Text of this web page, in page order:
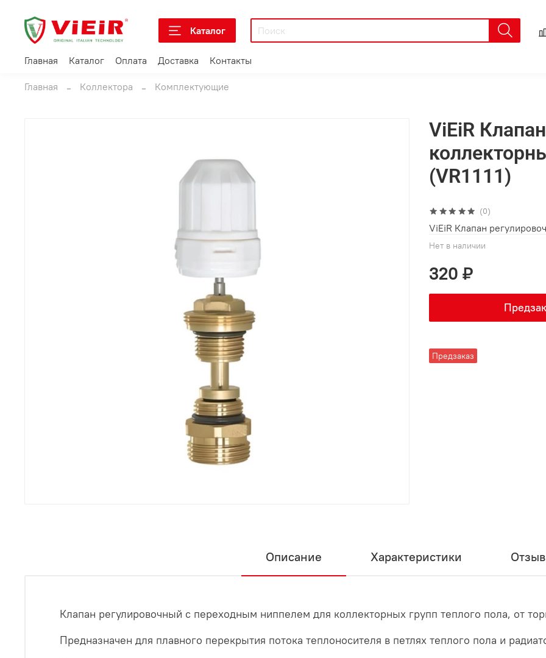
Каталог
Главная Каталог Оплата Доставка Контакты
Главная Коллектора Комплектующие
(0)
Нет в наличии
Предзаказ
ViEiR
(VR1111)
320 ₽
ViEiR Клапан
Описание Характеристики
Клапан регулировочный с переходным ниппелем для коллекторных групп теплого пола, от
Предназначен для плавного перекрытия потока теплоносителя в петлях теплого пола и